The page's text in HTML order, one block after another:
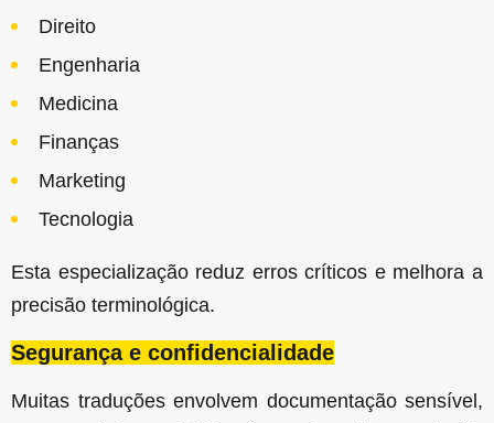
Direito
Engenharia
Medicina
Finanças
Marketing
Tecnologia
Esta especialização reduz erros críticos e melhora a
precisão terminológica.
Segurança e confidencialidade
Muitas traduções envolvem documentação sensível,